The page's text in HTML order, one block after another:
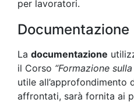
per lavoratori.
Documentazione
La documentazione
il Corso “Formazione
utile all’approfondimento
affrontati, sarà fornita ai